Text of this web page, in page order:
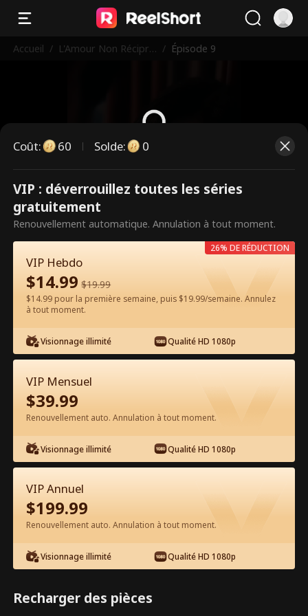
Accueil / L'Amour Non Récipro / Épisode 9
Ce sont des épisodes payants.
Débloquez pour regarder.
Débloquer maintenant
Regarder gratuitement sur l'App
Épisode 9 - L'Amour Non Réciproque
du PDG Film complet
1-50 51-97 Tous les épisodes
9 13
2.3k
Débloquages gratuits
Coût: 60 Solde: 0
VIP : déverrouillez toutes les séries
gratuitement
Renouvellement automatique. Annulation à tout moment.
VIP Hebdo
$14.99 $19.99
$14.99 pour la première semaine, puis $19.99/semaine. Annulez
à tout moment.
Visionnage illimité Qualité HD 1080p
26% DE RÉDUCTION
VIP Mensuel
$39.99
Renouvellement auto. Annulation à tout moment.
Visionnage illimité Qualité HD 1080p
VIP Annuel
$199.99
Renouvellement auto. Annulation à tout moment.
Visionnage illimité Qualité HD 1080p
Recharger des pièces